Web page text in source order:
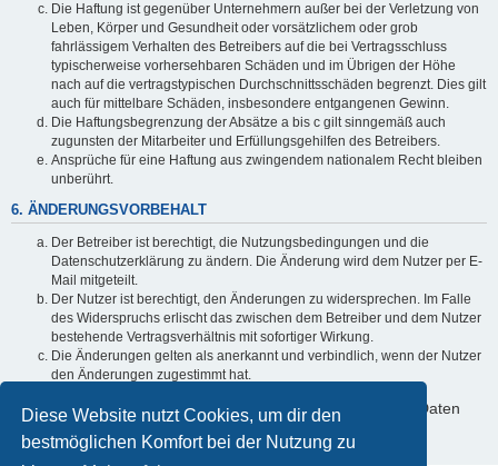
Diese Website nutzt Cookies, um dir den
bestmöglichen Komfort bei der Nutzung zu
Die Haftung ist gegenüber Unternehmern außer bei der Verletzung von
Leben, Körper und Gesundheit oder vorsätzlichem oder grob
fahrlässigem Verhalten des Betreibers auf die bei Vertragsschluss
typischerweise vorhersehbaren Schäden und im Übrigen der Höhe
nach auf die vertragstypischen Durchschnittsschäden begrenzt. Dies gilt
auch für mittelbare Schäden, insbesondere entgangenen Gewinn.
Die Haftungsbegrenzung der Absätze a bis c gilt sinngemäß auch
zugunsten der Mitarbeiter und Erfüllungsgehilfen des Betreibers.
Ansprüche für eine Haftung aus zwingendem nationalem Recht bleiben
unberührt.
6. ÄNDERUNGSVORBEHALT
Der Betreiber ist berechtigt, die Nutzungsbedingungen und die
Datenschutzerklärung zu ändern. Die Änderung wird dem Nutzer per E-
Mail mitgeteilt.
Der Nutzer ist berechtigt, den Änderungen zu widersprechen. Im Falle
des Widerspruchs erlischt das zwischen dem Betreiber und dem Nutzer
bestehende Vertragsverhältnis mit sofortiger Wirkung.
Die Änderungen gelten als anerkannt und verbindlich, wenn der Nutzer
den Änderungen zugestimmt hat.
Informationen über den Umgang mit deinen persönlichen Daten
sind in der Datenschutzerklärung enthalten.